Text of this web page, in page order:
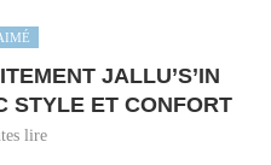
JALLU’S’IN
STYLE ET CONFORT
lire